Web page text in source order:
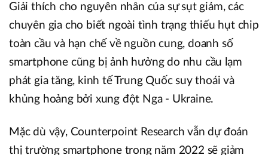
Giải thích cho nguyên nhân của sự sụt giảm, các
chuyên gia cho biết ngoài tình trạng thiếu hụt chip
toàn cầu và hạn chế về nguồn cung, doanh số
smartphone cũng bị ảnh hưởng do nhu cầu lạm
phát gia tăng, kinh tế Trung Quốc suy thoái và
khủng hoảng bởi xung đột Nga - Ukraine.
Mặc dù vậy, Counterpoint Research vẫn dự đoán
thị trường smartphone trong năm 2022 sẽ giảm